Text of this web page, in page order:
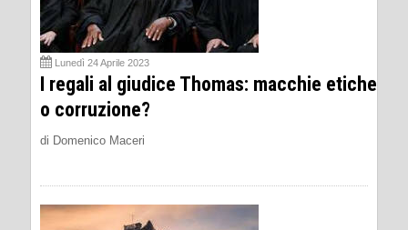
Lunedì 24 Aprile 2023
I regali al giudice Thomas: macchie etiche
o corruzione?
di Domenico Maceri